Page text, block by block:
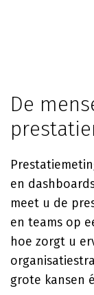
De
en
meet u de
en teams op
hoe zorgt u
grote kansen